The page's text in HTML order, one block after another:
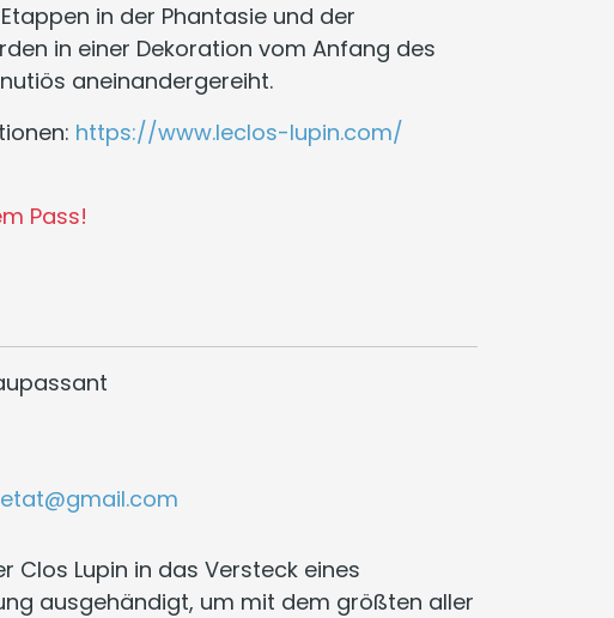
in der Phantasie und der
in einer Dekoration vom Anfang des
aneinandergereiht.
https://www.leclos-lupin.com/
Pass!
Clos Lupin in das Versteck eines
ausgehändigt, um mit dem größten aller